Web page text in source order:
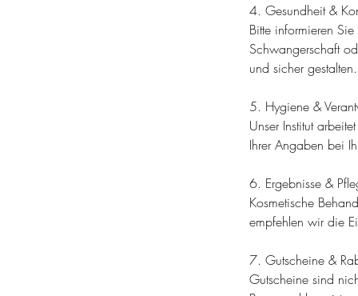
4. Gesundheit &
Bitte informieren
Schwangerschaft
und sicher gestalten.
5. Hygiene &
Unser Institut
Ihrer Angaben bei
6. Ergebnisse &
Kosmetische
empfehlen wir die
7. Gutscheine &
Gutscheine sind